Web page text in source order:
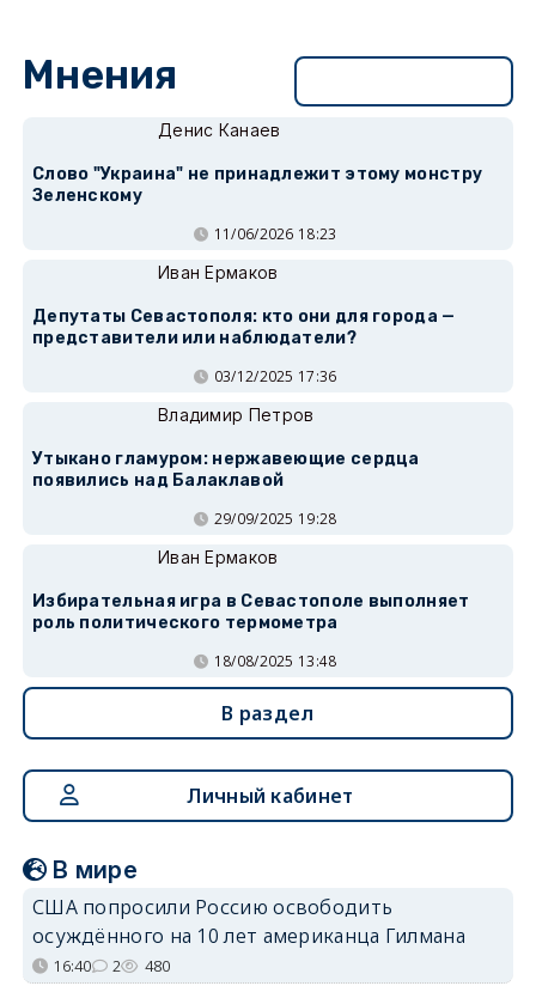
Мнения
Денис Канаев
Слово "Украина" не принадлежит этому монстру
Зеленскому
11/06/2026 18:23
Иван Ермаков
Депутаты Севастополя: кто они для города —
представители или наблюдатели?
03/12/2025 17:36
Владимир Петров
Утыкано гламуром: нержавеющие сердца
появились над Балаклавой
29/09/2025 19:28
Иван Ермаков
Избирательная игра в Севастополе выполняет
роль политического термометра
18/08/2025 13:48
В раздел
Личный кабинет
В мире
США попросили Россию освободить
осуждённого на 10 лет американца Гилмана
16:40 2 480